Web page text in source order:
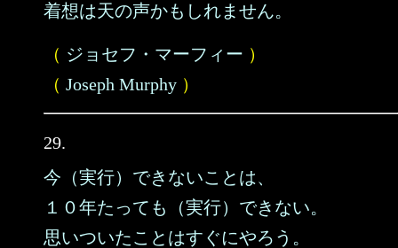
着想は天の声かもしれません。
（ ジョセフ・マーフィー ）
（ Joseph Murphy ）
29.
今（実行）できないことは、
１０年たっても（実行）できない。
思いついたことはすぐにやろう。